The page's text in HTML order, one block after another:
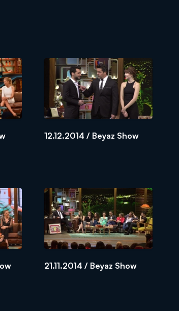
12.12.2014 / Beyaz Show
21.11.2014 / Beyaz Show